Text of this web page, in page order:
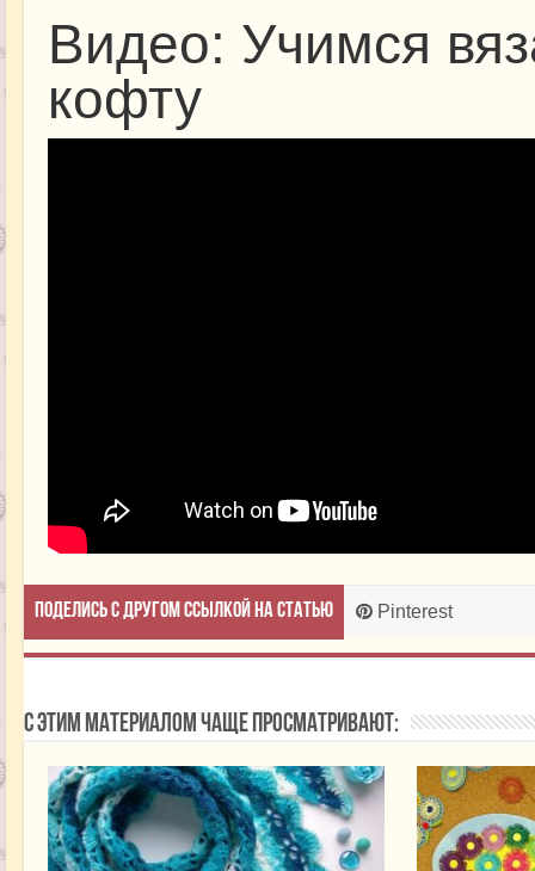
Видео: Учимся
кофту
Поделись с другом ссылкой на статью Pinterest
С этим материалом чаще просматривают: